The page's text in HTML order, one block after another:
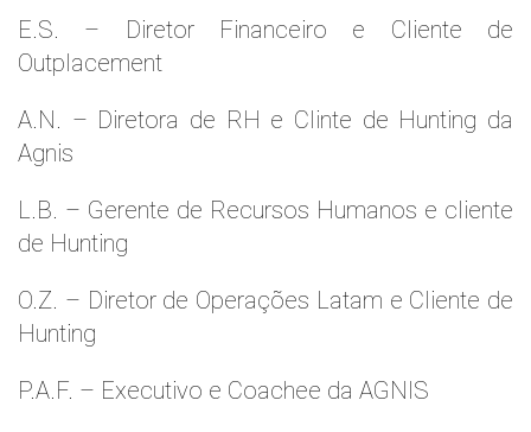
E.S. – Diretor Financeiro e Cliente de
Outplacement
A.N. – Diretora de RH e Clinte de Hunting da
Agnis
L.B. – Gerente de Recursos Humanos e cliente
de Hunting
O.Z. – Diretor de Operações Latam e Cliente de
Hunting
P.A.F. – Executivo e Coachee da AGNIS